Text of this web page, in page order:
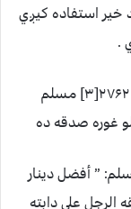
استفاده کيږي
.
[۱] بخاری ۱۳۸۸،۲۷۶۰، او مسلم ۱۰۰۴[۲] بخاری ۲۷۶۲[۳] مسلم
” أفضل دينار
الرجل على دابته